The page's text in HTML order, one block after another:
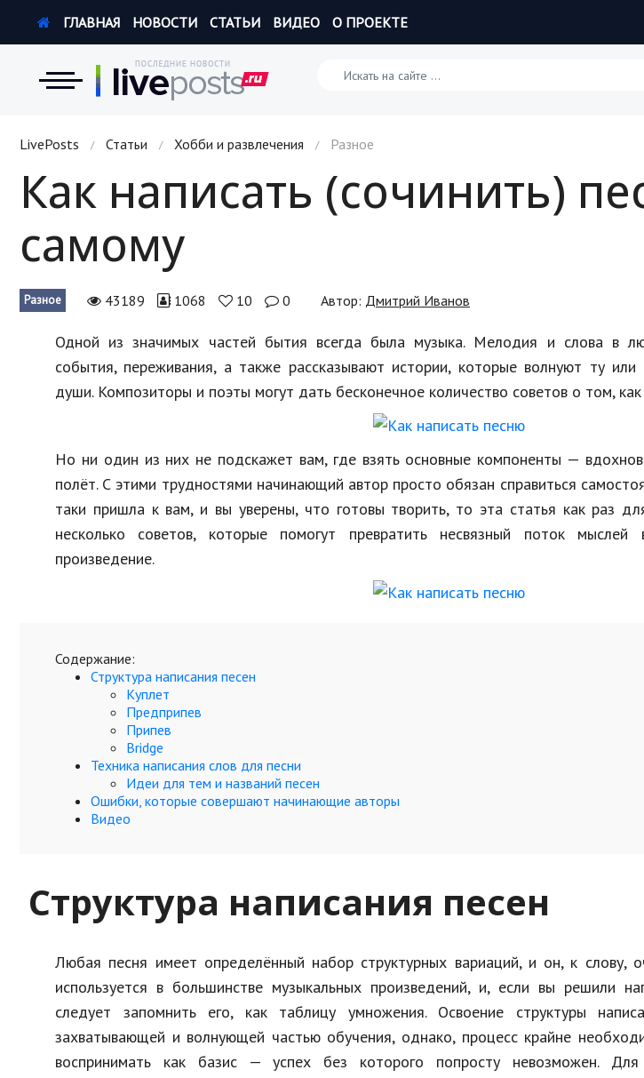
Новости
Экономика
Происшествия
Hi-Tech. Интернет
Россия
Наука и техника
Политика
В мире
Культура
Авто, мото
Спорт
Обзоры
Hi-Tech. Интернет
Авто, мото
Дом и сад
Спорт и фитнес
Психология и отношения
Творчество и рукоделие
Работа и бизнес
ГЛАВНАЯ НОВОСТИ СТАТЬИ ВИДЕО О ПРОЕКТЕ
LivePosts / Статьи / Хобби и развлечения / Разное
Как написать (сочинить)
самому
Разное 43189 1068 10 0 Автор: Дмитрий Иванов
Одной из значимых частей бытия всегда была музыка. Мелодия и слова в
события, переживания, а также рассказывают истории, которые волнуют ту или
души. Композиторы и поэты могут дать бесконечное количество советов о том,
Но ни один из них не подскажет вам, где взять основные компоненты —
полёт. С этими трудностями начинающий автор просто обязан справиться
таки пришла к вам, и вы уверены, что готовы творить, то эта статья как раз
несколько советов, которые помогут превратить несвязный поток мыслей
произведение.
Содержание:
Структура написания песен
Куплет
Предприпев
Припев
Bridge
Техника написания слов для песни
Идеи для тем и названий песен
Ошибки, которые совершают начинающие авторы
Видео
Структура написания песен
Любая песня имеет определённый набор структурных вариаций, и он, к слову,
используется в большинстве музыкальных произведений, и, если вы решили
следует запомнить его, как таблицу умножения. Освоение структуры
захватывающей и волнующей частью обучения, однако, процесс крайне
воспринимать как базис — успех без которого попросту невозможен. Для